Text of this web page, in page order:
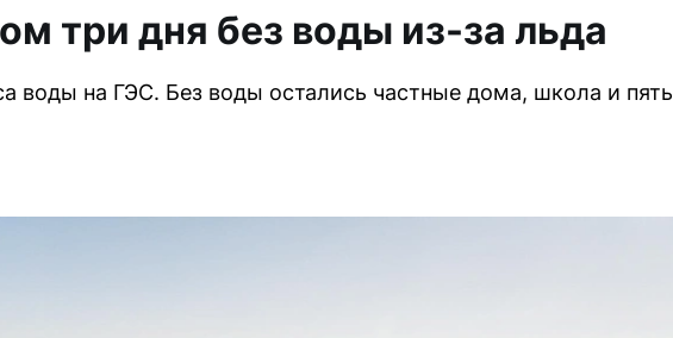
три дня без воды из-за льда
воды на ГЭС. Без воды остались частные дома, школа и пять